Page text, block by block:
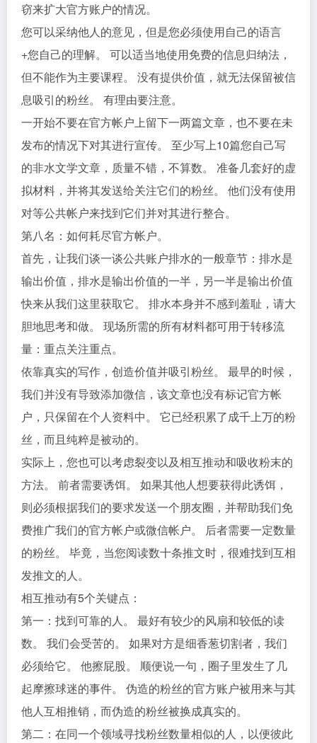
窃来扩大官方账户的情况。
您可以采纳他人的意见，但是您必须使用自己的语言
+您自己的理解。 可以适当地使用免费的信息归纳法，
但不能作为主要课程。 没有提供价值，就无法保留被信
息吸引的粉丝。 有理由要注意。
一开始不要在官方帐户上留下一两篇文章，也不要在未
发布的情况下对其进行宣传。 至少写上10篇您自己写
的非水文学文章，质量不错，不算数。 准备几套好的虚
拟材料，并将其发送给关注它们的粉丝。 他们没有使用
对等公共帐户来找到它们并对其进行整合。
第八名：如何耗尽官方帐户。
首先，让我们谈一谈公共账户排水的一般章节：排水是
输出价值，排水是输出价值的一半，另一半是输出价值
快来从我们这里获取它。 排水本身并不感到羞耻，请大
胆地思考和做。 现场所需的所有材料都可用于转移流
量：重点关注重点。
依靠真实的写作，创造价值并吸引粉丝。 最早的时候，
我们并没有导致添加微信，该文章也没有标记官方帐
户，只保留在个人资料中。 它已经积累了成千上万的粉
丝，而且纯粹是被动的。
实际上，您也可以考虑裂变以及相互推动和吸收粉末的
方法。 前者需要诱饵。 如果其他人想要获得此诱饵，
则必须根据我们的要求发送一个朋友圈，并帮助我们免
费推广我们的官方帐户或微信帐户。 后者需要一定数量
的粉丝。 毕竟，当您阅读数十条推文时，很难找到互相
发推文的人。
相互推动有5个关键点：
第一：找到可靠的人。 最好有较少的风扇和较低的读
数。 我们会受苦的。 如果对方是细香葱切割者，我们
必须给它。 他擦屁股。 顺便说一句，圈子里发生了几
起摩擦球迷的事件。 伪造的粉丝的官方账户被用来与其
他人互相推销，而伪造的粉丝被换成真实的。
第二：在同一个领域寻找粉丝数量相似的人，以便彼此